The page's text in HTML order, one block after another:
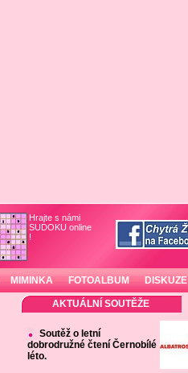
Hrajte s námi
SUDOKU online
!
MIMINKA FOTOALBUM DISKUZE
AKTUÁLNÍ SOUTĚŽE
Soutěž o letní
dobrodružné čtení Černobílé
léto.